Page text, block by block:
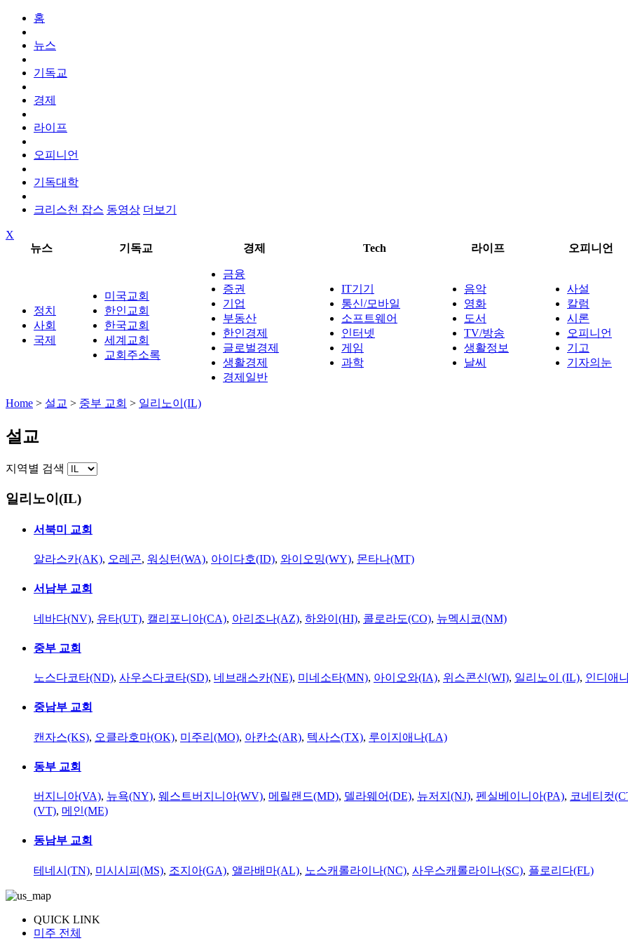
홈
뉴스
기독교
경제
라이프
오피니언
기독대학
크리스천 잡스 동영상 더보기
X
뉴스
기독교 경제 Tech 라이프 오피니언
정치
사회
국제
미국교회
한인교회
한국교회
세계교회
교회주소록
금융
증권
기업
부동산
한인경제
글로벌경제
생활경제
경제일반
IT기기
통신/모바일
소프트웨어
인터넷
게임
과학
음악
영화
도서
TV/방송
생활정보
날씨
사설
칼럼
시론
오피니언
기고
기자의눈
Home > 설교 > 중부 교회 > 일리노이(IL)
설교
지역별 검색
일리노이(IL)
서북미 교회
알라스카(AK), 오레곤, 워싱턴(WA), 아이다호(ID), 와이오밍(WY), 몬타나(MT)
서남부 교회
네바다(NV), 유타(UT), 캘리포니아(CA), 아리조나(AZ), 하와이(HI), 콜로라도(CO), 뉴멕시코(NM)
중부 교회
노스다코타(ND), 사우스다코타(SD), 네브래스카(NE), 미네소타(MN), 아이오와(IA), 위스콘신(WI), 일리노이 (IL), 인디애
중남부 교회
캔자스(KS), 오클라호마(OK), 미주리(MO), 아칸소(AR), 텍사스(TX), 루이지애나(LA)
동부 교회
버지니아(VA), 뉴욕(NY), 웨스트버지니아(WV), 메릴랜드(MD), 델라웨어(DE), 뉴저지(NJ), 펜실베이니아(PA), 코네티컷
(VT), 메인(ME)
동남부 교회
테네시(TN), 미시시피(MS), 조지아(GA), 앨라배마(AL), 노스캐롤라이나(NC), 사우스캐롤라이나(SC), 플로리다(FL)
QUICK LINK
미주 전체